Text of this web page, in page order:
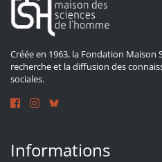
Créée en 1963, la Fondation
recherche et la diffusion des
sociales.
Informations